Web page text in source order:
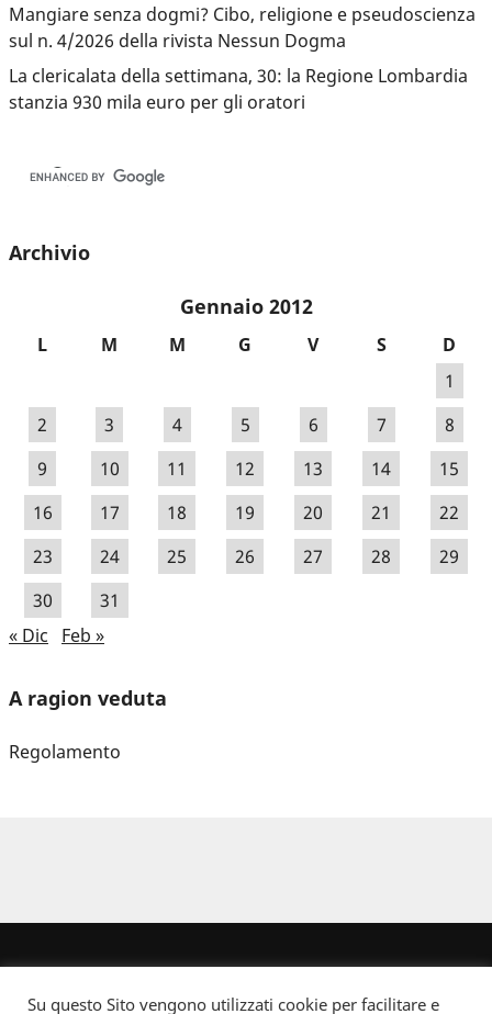
Mangiare senza dogmi? Cibo, religione e pseudoscienza
sul n. 4/2026 della rivista Nessun Dogma
La clericalata della settimana, 30: la Regione Lombardia
stanzia 930 mila euro per gli oratori
Archivio
Gennaio 2012
L M M G V S
D
1
2
3 4 5 6 7
8
9
10 11 12 13 14
15
16
17 18 19 20 21
22
23
24 25 26 27 28
29
30
31
« Dic
Feb »
A ragion veduta
Regolamento
Su questo Sito vengono utilizzati cookie per facilitare e